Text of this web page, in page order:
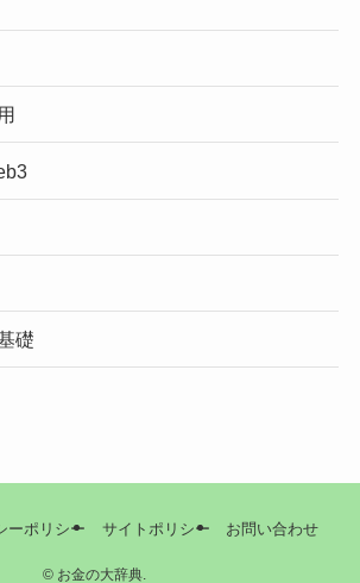
礎
ーポリシー サイトポリシー お問い合わせ
©お金の大辞典.